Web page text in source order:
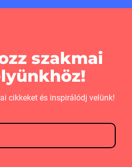
szakmai
cikkeket és inspirálódj velünk!